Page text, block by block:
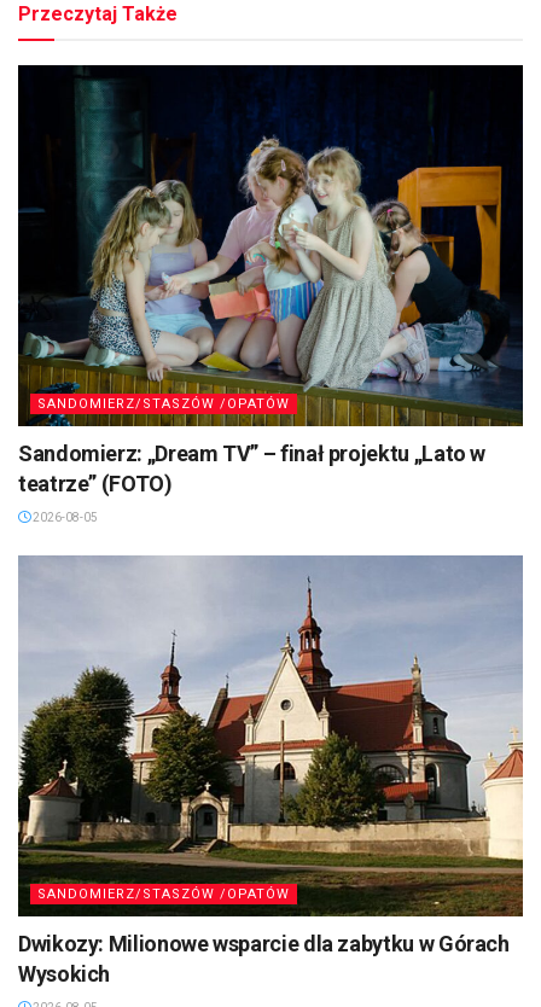
Przeczytaj Także
SANDOMIERZ/STASZÓW /OPATÓW
Sandomierz: „Dream TV” – finał projektu „Lato w
teatrze” (FOTO)
2026-08-05
SANDOMIERZ/STASZÓW /OPATÓW
Dwikozy: Milionowe wsparcie dla zabytku w Górach
Wysokich